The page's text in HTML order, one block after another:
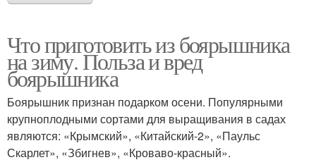
Что приготовить из боярышника
на зиму. Польза и вред
боярышника
Боярышник признан подарком осени. Популярными
крупноплодными сортами для выращивания в садах
являются: «Крымский», «Китайский-2», «Паульс
Скарлет», «Збигнев», «Кроваво-красный».